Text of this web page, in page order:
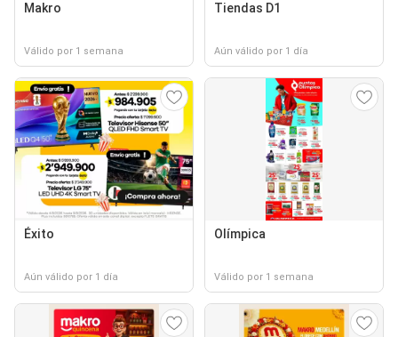
Makro
Válido por 1 semana
Tiendas D1
Aún válido por 1 día
Éxito
Aún válido por 1 día
Olímpica
Válido por 1 semana